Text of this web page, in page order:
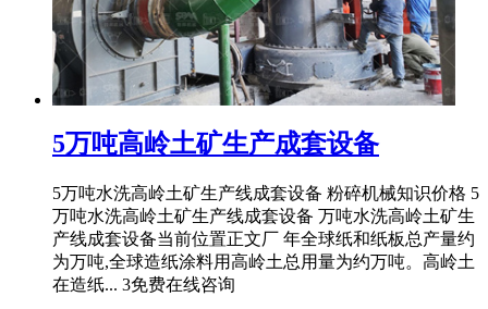
5万吨高岭土矿生产成套设备
5万吨水洗高岭土矿生产线成套设备 粉碎机械知识价格 5
万吨水洗高岭土矿生产线成套设备 万吨水洗高岭土矿生
产线成套设备当前位置正文厂 年全球纸和纸板总产量约
为万吨,全球造纸涂料用高岭土总用量为约万吨。高岭土
在造纸... 3免费在线咨询